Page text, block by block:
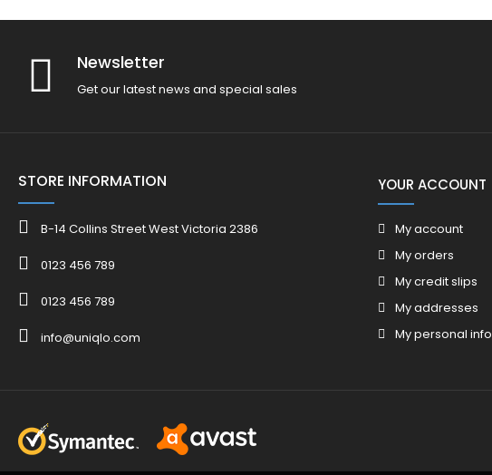
Newsletter
Get our latest news and special sales
STORE INFORMATION
B-14 Collins Street West Victoria 2386
0123 456 789
0123 456 789
info@uniqlo.com
YOUR ACCOUNT
My account
My orders
My credit slips
My addresses
My personal info